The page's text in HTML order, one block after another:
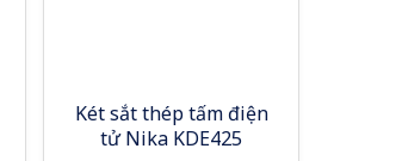
Két sắt thép tấm điện
tử Nika KDE425